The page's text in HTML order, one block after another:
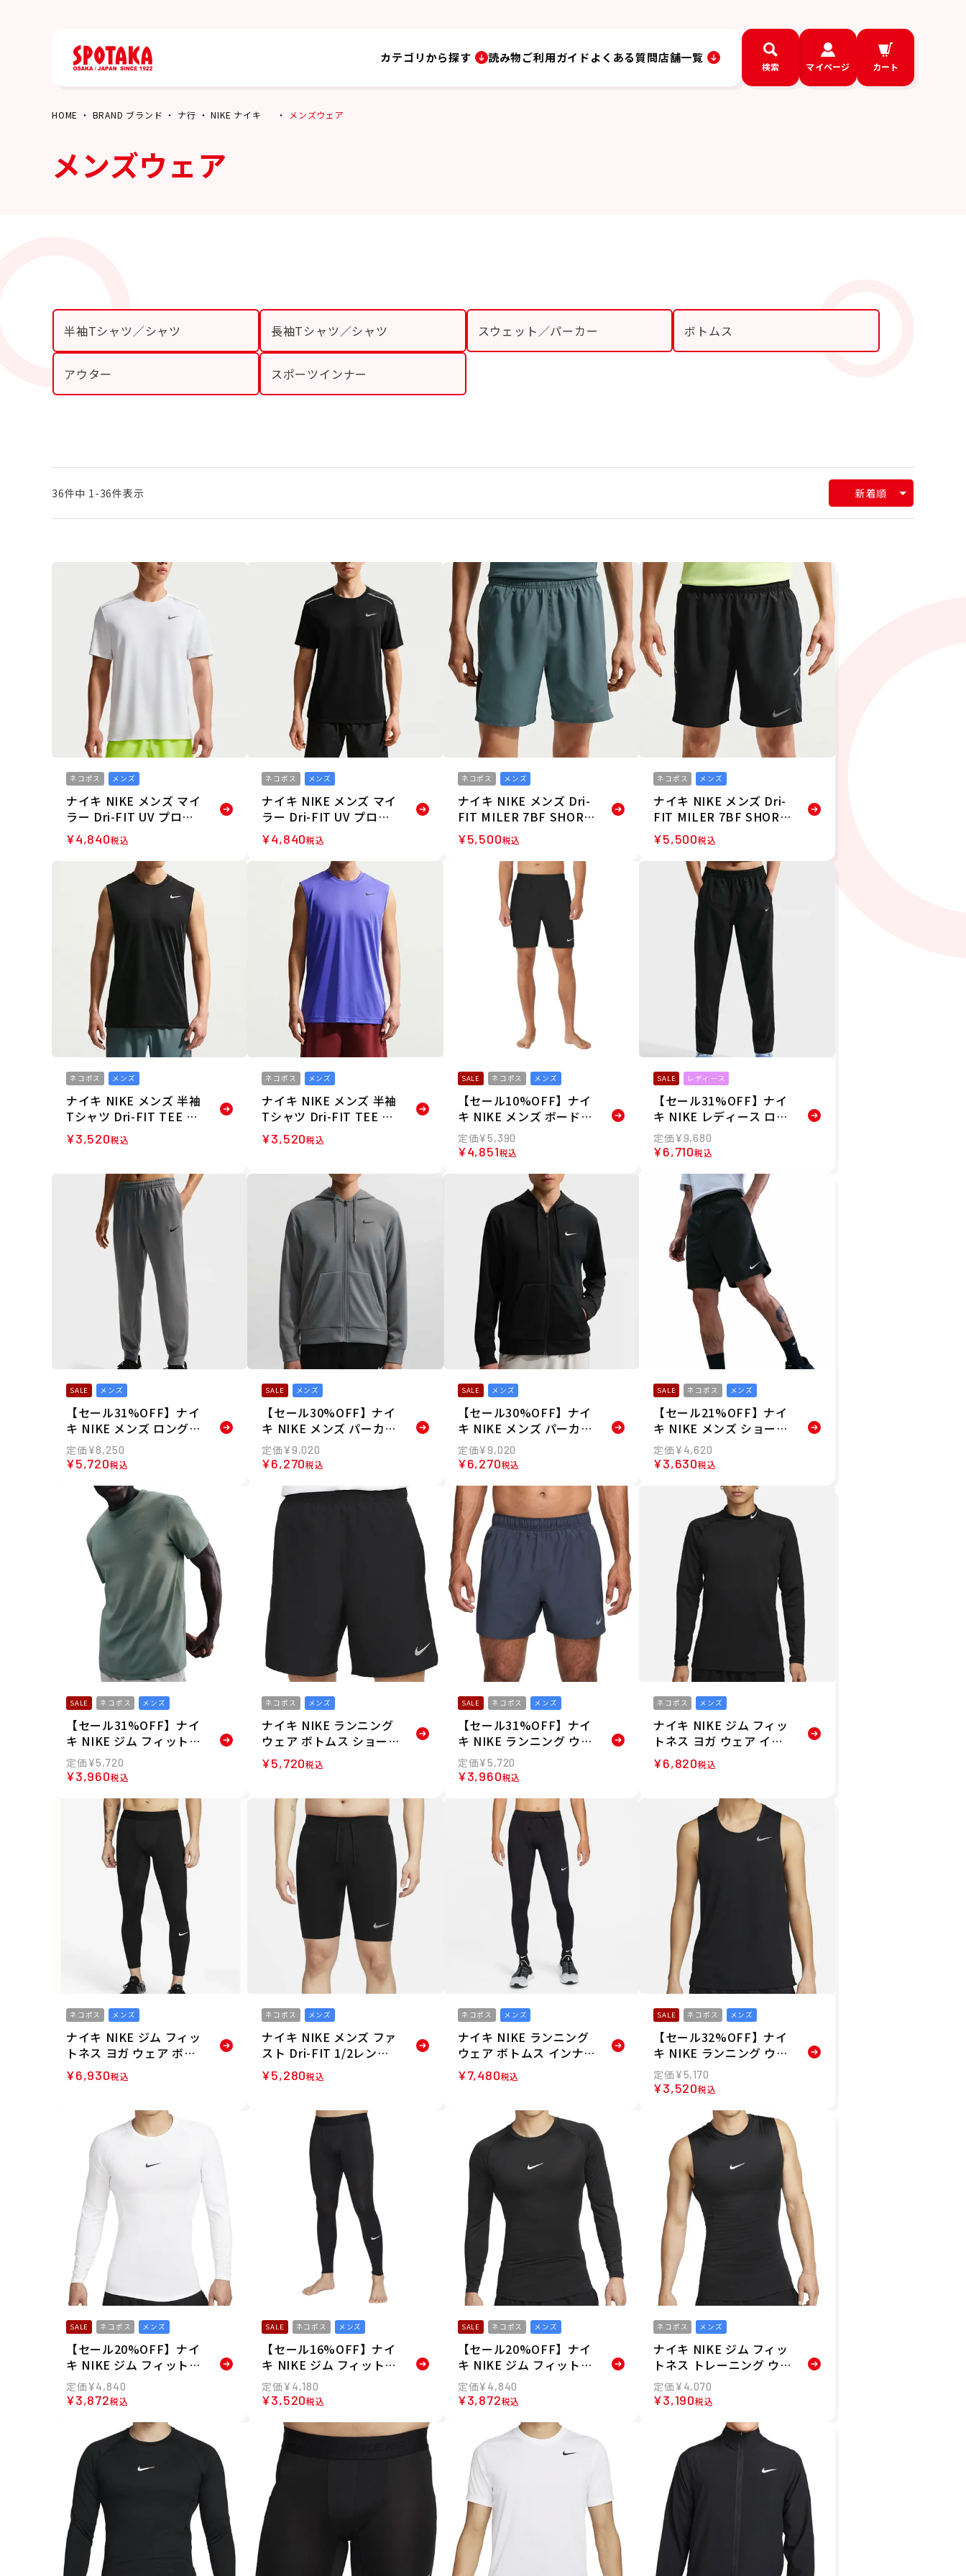
カテゴリから探す 読み物ご利用ガイドよくある質問店舗一覧
検索 マイページ カート
HOME BRAND ブランド ナ行 NIKE ナイキ メンズウェア
メンズウェア
半袖Tシャツ／シャツ 長袖Tシャツ／シャツ スウェット／パーカー ボトムス
アウター スポーツインナー
新着順
36件中 1 -36件表示
ネコポス メンズ
ナイキ NIKE メンズ マイ
ラー Dri-FIT UV プロテ
クション ショートスリー
ブ ランニングトップ 半袖
Tシャツ IF2083-100 26F
¥4,840税込
ネコポス メンズ
ナイキ NIKE メンズ マイ
ラー Dri-FIT UV プロテ
クション ショートスリー
ブ ランニングトップ 半袖
Tシャツ IF2083-010 26F
¥4,840税込
ネコポス メンズ
ナイキ NIKE メンズ Dri-
FIT MILER 7BF SHORT
ブリーフ裏地付き ランニ
ング ショートパンツ IF2
071-382 26SU
¥5,500税込
ネコポス メンズ
ナイキ NIKE メンズ Dri-
FIT MILER 7BF SHORT
ブリーフ裏地付き ランニ
ング ショートパンツ IF2
071-010 26SU
¥5,500税込
ネコポス メンズ
ナイキ NIKE メンズ 半袖
Tシャツ Dri-FIT TEE ST
D SLVLS FLEX IO1430-
010 26HO
¥3,520税込
ネコポス メンズ
ナイキ NIKE メンズ 半袖
Tシャツ Dri-FIT TEE ST
D SLVLS FLEX IO1430-
510 26SU
¥3,520税込
SALE ネコポス メンズ
【セール10%OFF】ナイ
キ NIKE メンズ ボードシ
ョーツ トランクス ヒーロ
ー スタイル 7"ボレーシ
¥5,390
¥4,851税込
SALE レディース
【セール31%OFF】ナイ
キ NIKE レディース ロン
グパンツ ワン II4477-01
0 26SP
¥9,680
¥6,710税込
SALE メンズ
【セール31%OFF】ナイ
キ NIKE メンズ ロングパ
ンツ ハイバース IF2990-
084 26SP
¥8,250
¥5,720税込
SALE メンズ
【セール30%OFF】ナイ
キ NIKE メンズ パーカー
ハイバース IF2983-084
26SP
¥9,020
¥6,270税込
SALE メンズ
【セール30%OFF】ナイ
キ NIKE メンズ パーカー
ハイバース IF2983-010
26SP
¥9,020
¥6,270税込
SALE ネコポス メンズ
【セール21%OFF】ナイ
キ NIKE メンズ ショート
パンツ Dri-FIT トータリ
ティ 18cm バーサタイル
¥ 4,620
¥3,630税込
SALE ネコポス メンズ
【セール31%OFF】ナイ
キ NIKE ジム フィットネ
ス ヨガ ウェア 半袖 Tシ
ャツ Dri-FIT UV ハイバ
ィットネストップ DV984
0-364 メンズ 男性 25HO
¥5,720
¥3,960税込
ネコポス メンズ
ナイキ NIKE ランニング
ウェア ボトムス ショート
ハーフ パンツ 短パン ド
ライフィット チャレンジ
イル DV9345-010 メンズ
¥5,720税込
SALE ネコポス メンズ
【セール31%OFF】ナイ
キ NIKE ランニング ウェ
ア ボトムス ショート ハ
ーフ パンツ 短パン Dri-F
64-437 メンズ 男性 25S
U 春夏
¥5,720
¥3,960税込
ネコポス メンズ
ナイキ NIKE ジム フィッ
トネス ヨガ ウェア イン
ナーシャツ アンダーシャ
ツ ナイキプロ Dri-FIT ウ
ィットネス モック FB85
16-010 メンズ 男性 24H
O 秋冬
¥6,820税込
ネコポス メンズ
ナイキ NIKE ジム フィッ
トネス ヨガ ウェア ボト
ムス インナー アンダー
パンツ ショーツ ナイキプ
62-010 メンズ 男性 26H
¥6,930税込
ネコポス メンズ
ナイキ NIKE メンズ ファ
スト Dri-FIT 1/2レング
ス タイツ インナー付き
インナーパンツ FN3372-
¥5,280税込
ネコポス メンズ
ナイキ NIKE ランニング
ウェア ボトムス インナー
スパッツ レギンス エッセ
ンシャル タイツ ESSEN
0 メンズ 男性 24FA 秋冬
¥7,480税込
SALE ネコポス メンズ
【セール32%OFF】ナイ
キ NIKE ランニング ウェ
ア ノースリーブ タンクト
ップ Dri-FIT マイラー タ
メンズ 男性 24SU 春夏
¥5,170
¥3,520税込
SALE ネコポス メンズ
【セール20%OFF】ナイ
キ NIKE ジム フィットネ
ス トレーニング ウェア
インナーシャツ アンダー
T タイト ロングスリーブ
トップ FB7920-100 メン
ズ 男性
¥4,840
¥3,872税込
SALE ネコポス メンズ
【セール16%OFF】ナイ
キ NIKE ジム フィットネ
ス トレーニング ボトムス
インナー スパッツ レギン
FB7953-010 メンズ 男性
¥ 4,180
¥3,520税込
SALE ネコポス メンズ
【セール20%OFF】ナイ
キ NIKE ジム フィットネ
ス トレーニング ウェア
インナーシャツ アンダー
T タイト ロングスリーブ
トップ FB7920-010 メン
ズ 男性
¥ 4,840
¥3,872税込
ネコポス メンズ
ナイキ NIKE ジム フィッ
トネス トレーニング ウェ
ア ノースリーブ タンクト
ップ ナイキプロ Dri-FIT
プ FB7915-010 メンズ
¥ 4,070
¥3,190税込